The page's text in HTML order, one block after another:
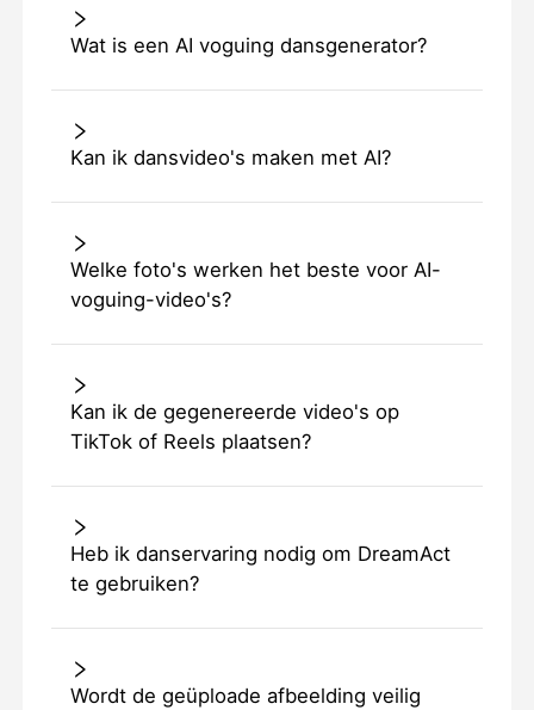
Wat is een AI voguing dansgenerator?
Kan ik dansvideo's maken met AI?
Welke foto's werken het beste voor AI-
voguing-video's?
Kan ik de gegenereerde video's op
TikTok of Reels plaatsen?
Heb ik danservaring nodig om DreamAct
te gebruiken?
Wordt de geüploade afbeelding veilig